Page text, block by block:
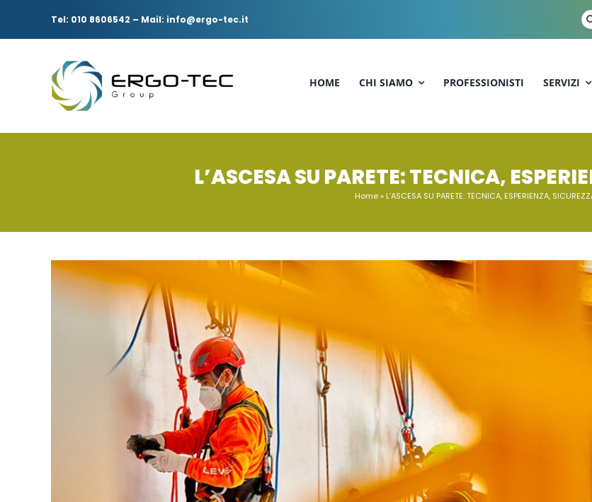
Tel: 010 8606542 – Mail: info@ergo-tec.it
HOME CHI SIAMO PROFESSIONISTI SERVIZI
L’ASCESA SU PARETE: TECNICA,
Home» L’ASCESA SU PARETE: TECNICA, ESPERIENZA,
Ingrandisci
immagine